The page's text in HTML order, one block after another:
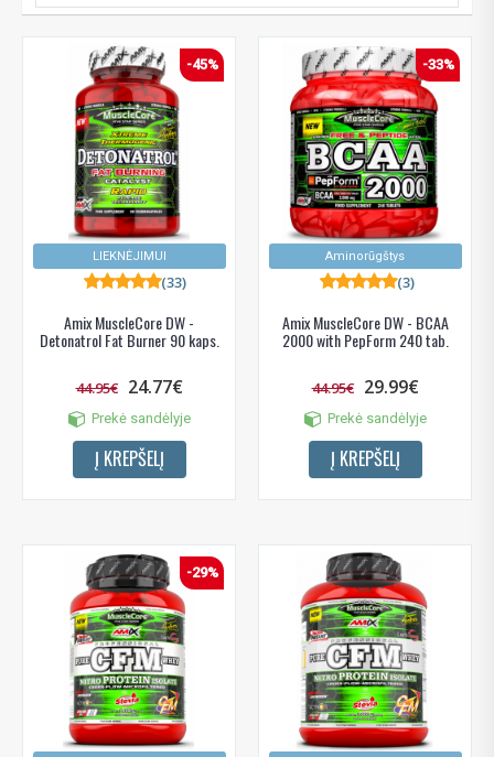
LIEKNĖJIMUI
-45%
Amix MuscleCore DW -
Detonatrol Fat Burner 90 kaps.
(33)
44.95€ 24.77€
Prekė sandėlyje
Į KREPŠELĮ
Aminorūgštys
-33%
Amix MuscleCore DW - BCAA
2000 with PepForm 240 tab.
(3)
44.95€ 29.99€
Prekė sandėlyje
Į KREPŠELĮ
-29%